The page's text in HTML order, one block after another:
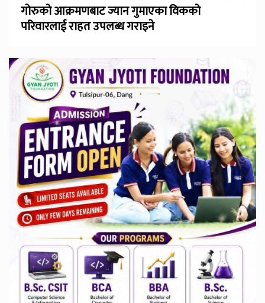
गोरुको आक्रमणबाट ज्यान गुमाएका विकको
परिवारलाई राहत उपलब्ध गराइने